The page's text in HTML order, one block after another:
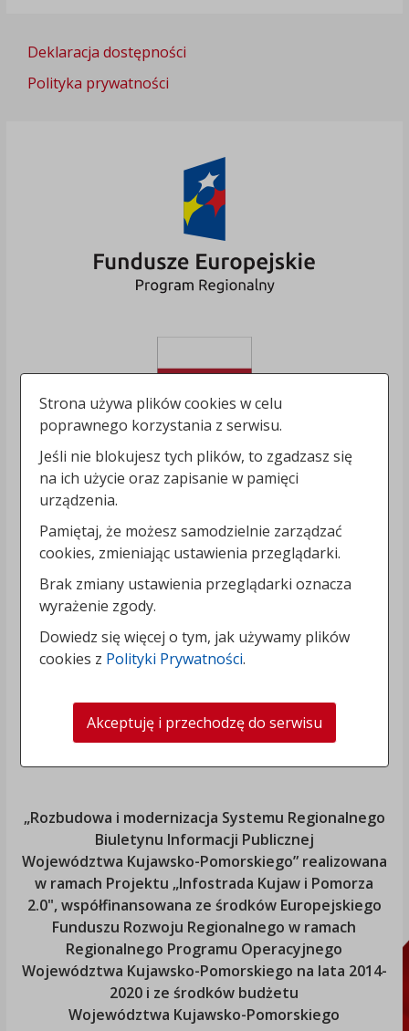
Deklaracja dostępności
Polityka prywatności
„Rozbudowa i modernizacja Systemu Regionalnego
Biuletynu Informacji Publicznej
Województwa Kujawsko-Pomorskiego” realizowana
w ramach Projektu „Infostrada Kujaw i Pomorza
2.0", współfinansowana ze środków Europejskiego
Funduszu Rozwoju Regionalnego w ramach
Regionalnego Programu Operacyjnego
Województwa Kujawsko-Pomorskiego na lata 2014-
2020 i ze środków budżetu
Województwa Kujawsko-Pomorskiego
Strona używa plików cookies w celu
poprawnego korzystania z serwisu.
Jeśli nie blokujesz tych plików, to zgadzasz się
na ich użycie oraz zapisanie w pamięci
urządzenia.
Pamiętaj, że możesz samodzielnie zarządzać
cookies, zmieniając ustawienia przeglądarki.
Brak zmiany ustawienia przeglądarki oznacza
wyrażenie zgody.
Dowiedz się więcej o tym, jak używamy plików
cookies z Polityki Prywatności.
Akceptuję i przechodzę do serwisu